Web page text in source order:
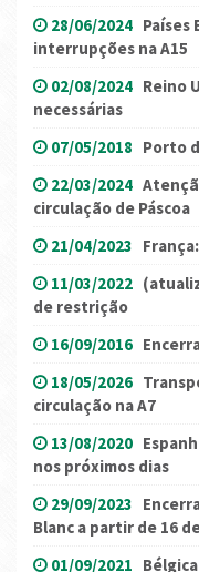
28/06/2024 Países
interrupções na A15
02/08/2024 Reino
necessárias
07/05/2018 Porto
22/03/2024
circulação de Páscoa
21/04/2023
11/03/2022
de restrição
16/09/2016
18/05/2026
circulação na A7
13/08/2020
nos próximos dias
29/09/2023
Blanc a partir de 16
01/09/2021